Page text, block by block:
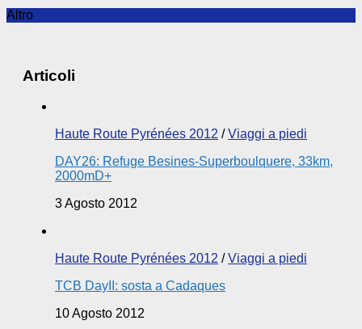
Altro
Articoli
Haute Route Pyrénées 2012 /Viaggi a piedi
DAY26: Refuge Besines-Superboulquere, 33km,
2000mD+
3 Agosto 2012
Haute Route Pyrénées 2012 /Viaggi a piedi
TCB DayII: sosta a Cadaques
10 Agosto 2012